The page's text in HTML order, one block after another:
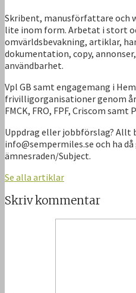
Skribent, manusförfattare och
lite inom form. Arbetat i stort
omvärldsbevakning, artiklar,
dokumentation, copy,
användbarhet.
Vpl GB samt engagemang i
frivilligorganisationer genom
FMCK, FRO, FPF, Criscom samt
Uppdrag eller jobbförslag? Allt
info@sempermiles.se och ha
ämnesraden/Subject.
Se alla artiklar
Skriv kommentar